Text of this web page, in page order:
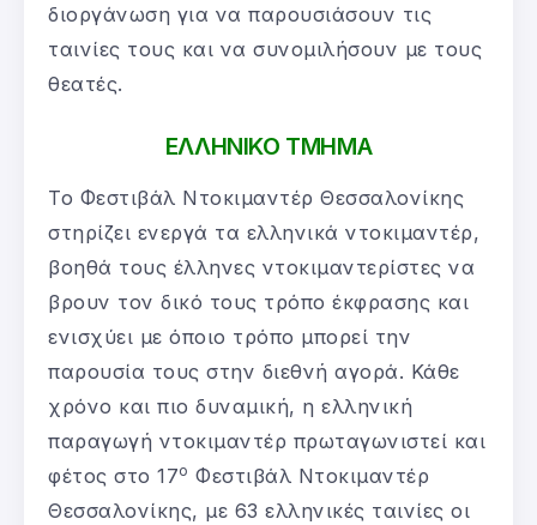
διοργάνωση για να παρουσιάσουν τις
ταινίες τους και να συνομιλήσουν με τους
θεατές.
ΕΛΛΗΝΙΚΟ ΤΜΗΜΑ
Το Φεστιβάλ Ντοκιμαντέρ Θεσσαλονίκης
στηρίζει ενεργά τα ελληνικά ντοκιμαντέρ,
βοηθά τους έλληνες ντοκιμαντερίστες να
βρουν τον δικό τους τρόπο έκφρασης και
ενισχύει με όποιο τρόπο μπορεί την
παρουσία τους στην διεθνή αγορά. Κάθε
χρόνο και πιο δυναμική, η ελληνική
παραγωγή ντοκιμαντέρ πρωταγωνιστεί και
φέτος στο 17ο Φεστιβάλ Ντοκιμαντέρ
Θεσσαλονίκης, με 63 ελληνικές ταινίες οι